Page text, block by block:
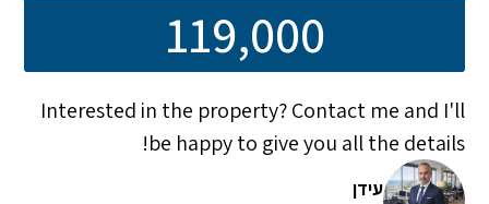
119,000
Interested in the property? Contact me and I'll
be happy to give you all the details!
עידן